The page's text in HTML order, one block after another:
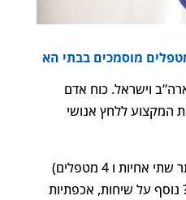
מוסמכים בבתי הא
וישראל. כוח אדם
המקצוע ללחץ אנושי
כיצד קומץ אנשים (לכל היותר שתי אחיות ו 4 מטפלים)
נוסף על שיחות, אכפתיות